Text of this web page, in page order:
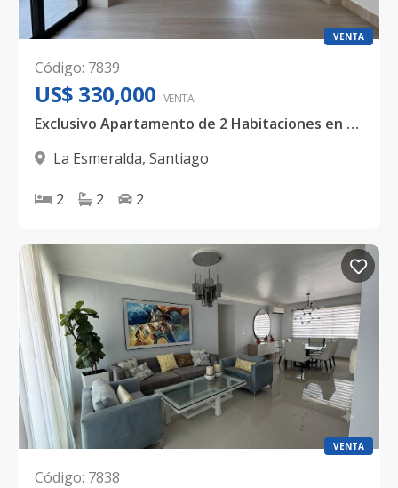
VENTA
Código: 7839
US$ 330,000 VENTA
Exclusivo Apartamento de 2 Habitaciones en La Esmeralda con Rooftop, Piscina Infinita y Vista Panorámica
La Esmeralda, Santiago
2 2 2
VENTA
Código: 7838